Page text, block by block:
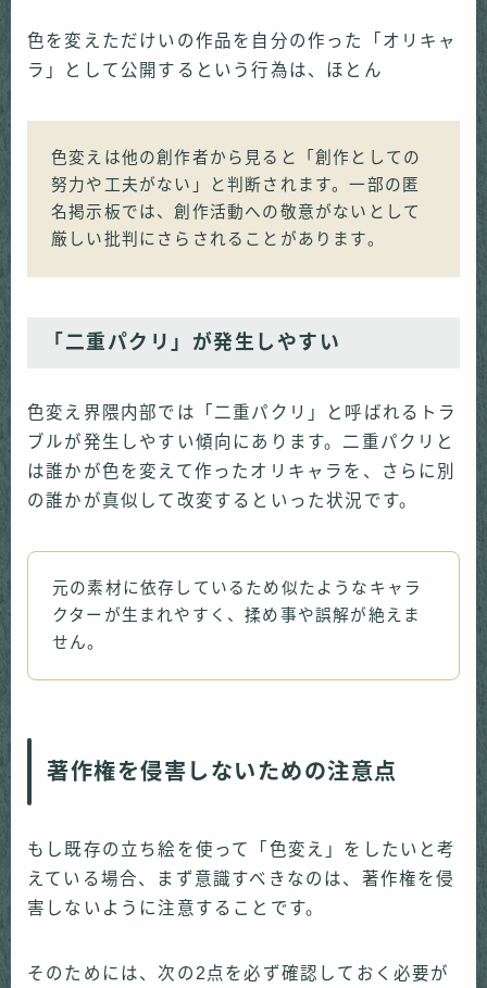
色を変えただけいの作品を自分の作った「オリキャ
ラ」として公開するという行為は、ほとん
色変えは他の創作者から見ると「創作としての
努力や工夫がない」と判断されます。一部の匿
名掲示板では、創作活動への敬意がないとして
厳しい批判にさらされることがあります。
「二重パクリ」が発生しやすい
色変え界隈内部では「二重パクリ」と呼ばれるトラ
ブルが発生しやすい傾向にあります。二重パクリと
は誰かが色を変えて作ったオリキャラを、さらに別
の誰かが真似して改変するといった状況です。
元の素材に依存しているため似たようなキャラ
クターが生まれやすく、揉め事や誤解が絶えま
せん。
著作権を侵害しないための注意点
もし既存の立ち絵を使って「色変え」をしたいと考
えている場合、まず意識すべきなのは、著作権を侵
害しないように注意することです。
そのためには、次の2点を必ず確認しておく必要が